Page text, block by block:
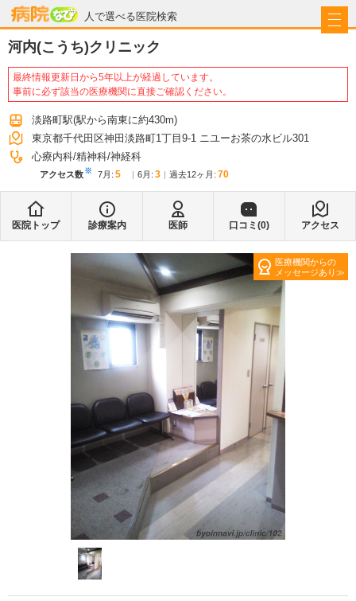
人で選べる医院検索
病院なび
河内(こうち)クリニック
最終情報更新日から5年以上が経過しています。
事前に必ず該当の医療機関に直接ご確認ください。
淡路町駅(駅から南東に約430m)
東京都千代田区神田淡路町1丁目9-1 ニユーお茶の水ビル301
心療内科 精神科 神経科
アクセス数※ 7月 : 5 6月 : 3 過去12ヶ月: 70
医院トップ 診療案内 医師 口コミ(0) アクセス
医療機関からの
メッセージあり